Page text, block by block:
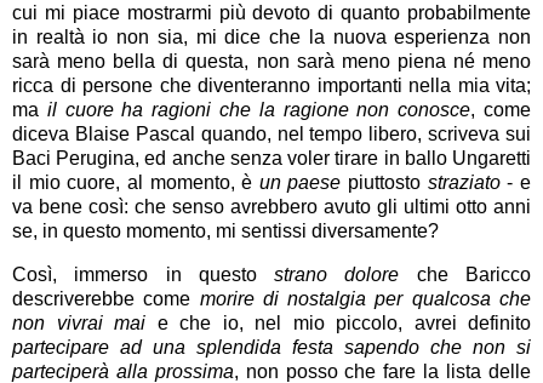
cui mi piace mostrarmi più devoto di quanto probabilmente
in realtà io non sia, mi dice che la nuova esperienza non
sarà meno bella di questa, non sarà meno piena né meno
ricca di persone che diventeranno importanti nella mia vita;
ma il cuore ha ragioni che la ragione non conosce, come
diceva Blaise Pascal quando, nel tempo libero, scriveva sui
Baci Perugina, ed anche senza voler tirare in ballo Ungaretti
il mio cuore, al momento, è un paese piuttosto straziato- e
va bene così: che senso avrebbero avuto gli ultimi otto anni
se, in questo momento, mi sentissi diversamente?
Così, immerso in questostrano dolore che Baricco
descriverebbe come morire di nostalgia per qualcosa che
non vivrai mai e che io, nel mio piccolo, avrei definito
partecipare ad una splendida festa sapendo che non si
parteciperà alla prossima, non posso che fare la lista delle